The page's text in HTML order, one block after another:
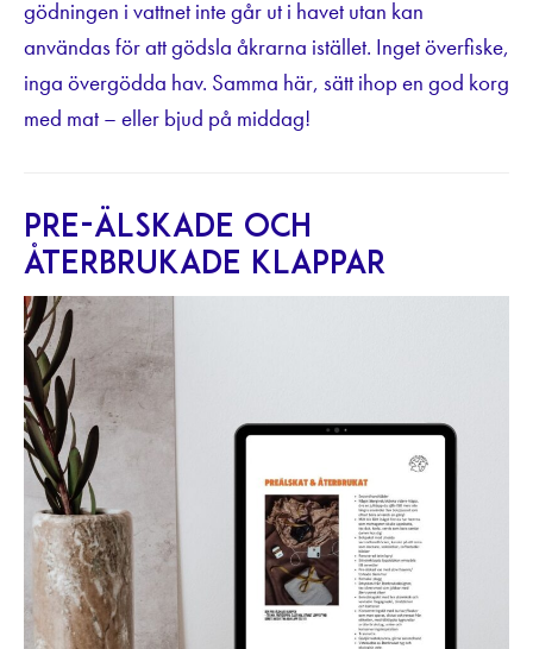
gödningen i vattnet inte går ut i havet utan kan
användas för att gödsla åkrarna istället. Inget överfiske,
inga övergödda hav. Samma här, sätt ihop en god korg
med mat – eller bjud på middag!
Pre-älskade och
återbrukade klappar